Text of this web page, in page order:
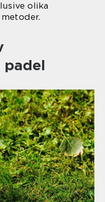
olika
padel